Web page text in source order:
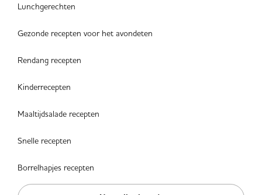
Lunchgerechten
Gezonde recepten voor het avondeten
Rendang recepten
Kinderrecepten
Maaltijdsalade recepten
Snelle recepten
Borrelhapjes recepten